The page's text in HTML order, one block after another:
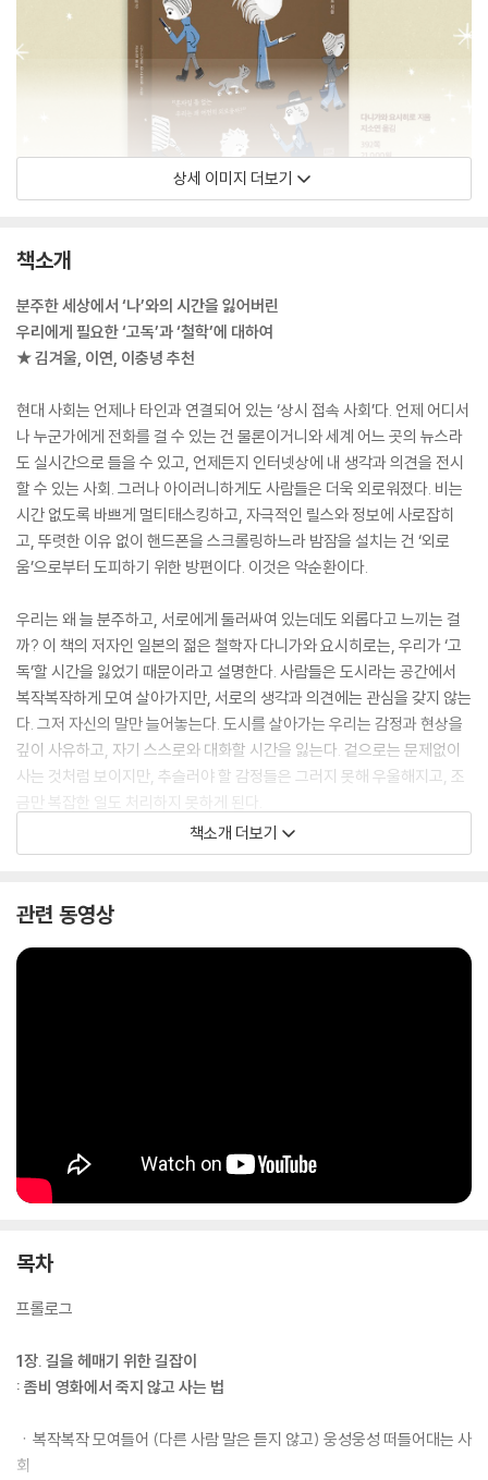
상세 이미지 더보기
책소개
분주한 세상에서 ‘나’와의 시간을 잃어버린
우리에게 필요한 ‘고독’과 ‘철학’에 대하여
★ 김겨울, 이연, 이충녕 추천
현대 사회는 언제나 타인과 연결되어 있는 ‘상시 접속 사회’다. 언제 어디서
나 누군가에게 전화를 걸 수 있는 건 물론이거니와 세계 어느 곳의 뉴스라
도 실시간으로 들을 수 있고, 언제든지 인터넷상에 내 생각과 의견을 전시
할 수 있는 사회. 그러나 아이러니하게도 사람들은 더욱 외로워졌다. 비는
시간 없도록 바쁘게 멀티태스킹하고, 자극적인 릴스와 정보에 사로잡히
고, 뚜렷한 이유 없이 핸드폰을 스크롤링하느라 밤잠을 설치는 건 ‘외로
움’으로부터 도피하기 위한 방편이다. 이것은 악순환이다.
우리는 왜 늘 분주하고, 서로에게 둘러싸여 있는데도 외롭다고 느끼는 걸
까? 이 책의 저자인 일본의 젊은 철학자 다니가와 요시히로는, 우리가 ‘고
독’할 시간을 잃었기 때문이라고 설명한다. 사람들은 도시라는 공간에서
복작복작하게 모여 살아가지만, 서로의 생각과 의견에는 관심을 갖지 않는
다. 그저 자신의 말만 늘어놓는다. 도시를 살아가는 우리는 감정과 현상을
깊이 사유하고, 자기 스스로와 대화할 시간을 잃는다. 겉으로는 문제없이
사는 것처럼 보이지만, 추슬러야 할 감정들은 그러지 못해 우울해지고, 조
금만 복잡한 일도 처리하지 못하게 된다.
이런 우리에게 저자는 철학을 권한다. 지식의 거장들이 2500년간 이어온
테가, 한나 아렌트, 파스칼과 같은 철학자의 이야기와 더불어 〈에반게리
게 병들어 있는지를 짚어주며, ‘쾌락적 나른함’, ‘우울증적 쾌락’에 빠져 있
책소개 더보기
관련 동영상
목차
프롤로그
1장. 길을 헤매기 위한 길잡이
: 좀비 영화에서 죽지 않고 사는 법
ㆍ복작복작 모여들어 (다른 사람 말은 듣지 않고) 웅성웅성 떠들어대는 사
회